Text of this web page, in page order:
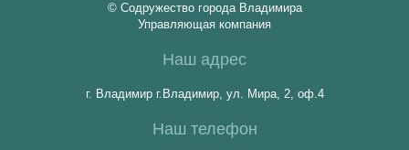
© Содружество города Владимира
Управляющая компания
Наш адрес
г. Владимир г.Владимир, ул. Мира, 2, оф.4
Наш телефон